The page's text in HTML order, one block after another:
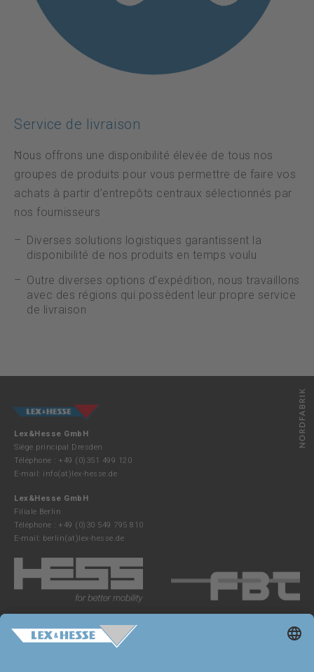
Service de livraison
Nous offrons une disponibilité élevée de tous nos
groupes de produits pour vous permettre de faire vos
achats à partir d’entrepôts centraux sélectionnés par
nos fournisseurs
Diverses solutions logistiques garantissent la
disponibilité de nos produits en temps voulu
Outre diverses options d'expédition, nous travaillons
avec des régions qui possèdent leur propre service
de livraison
Lex&Hesse GmbH
Siège principal Dresden
Téléphone : +49 (0)351 499 120
E-mail: info(at)lex-hesse.de
Lex&Hesse GmbH
Filiale Berlin
Téléphone : +49 (0)30 549 795 810
E-mail: berlin(at)lex-hesse.de